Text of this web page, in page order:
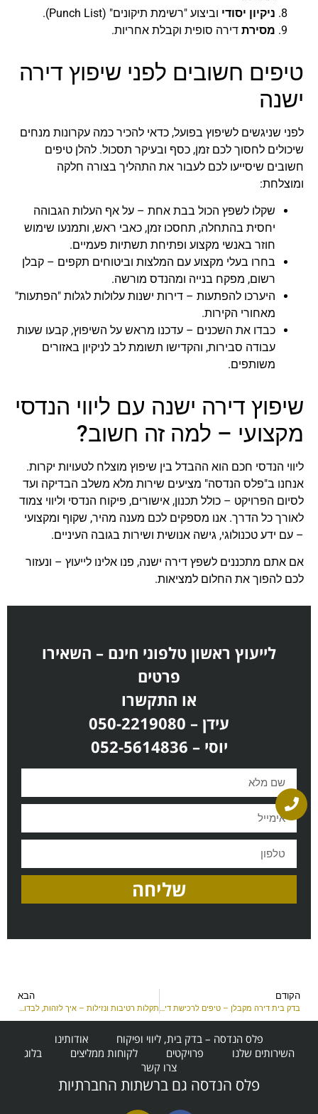
ניקיון יסודי וביצוע "רשימת תיקונים" (Punch List).
מסירתדירה סופית וקבלת אחריות.
טיפים חשובים לפני שיפוץ דירה
ישנה
לפני שניגשים לשיפוץ בפועל, כדאי להכיר כמה עקרונות מנחים
שיכולים לחסוך לכם זמן, כסף ובעיקר תסכול. להלן טיפים
חשובים שיסייעו לכם לעבור את התהליך בצורה חלקה
ומוצלחת:
שקלו לשפץ הכול בבת אחת – על אף העלות הגבוהה
יחסית בהתחלה, תחסכו זמן, כאבי ראש, ותמנעו שימוש
חוזר באנשי מקצוע ופתיחת תשתיות פעמיים.
בחרו בעלי מקצוע עם המלצות וביטוחים תקפים – קבלן
רשום, מפקח בנייה ומהנדס מורשה.
היערכו להפתעות – דירות ישנות עלולות לגלות "הפתעות"
מאחורי הקירות.
כבדו את השכנים – עדכנו מראש על השיפוץ, קבעו שעות
עבודה סבירות, והקדישו תשומת לב לניקיון באזורים
משותפים.
שיפוץ דירה ישנה עם ליווי הנדסי
מקצועי – למה זה חשוב?
ליווי הנדסי חכם הוא ההבדל בין שיפוץ מוצלח לטעויות יקרות.
אנחנו ב"פלס הנדסה" מציעים שירות מלא משלב הבדיקה ועד
לסיום הפרויקט – כולל תכנון, אישורים, פיקוח הנדסי וליווי צמוד
לאורך כל הדרך. אנו מספקים לכם מענה מהיר, שקוף ומקצועי
– עם ידע טכנולוגי, גישה אנושית ושירות בגובה העיניים.
אם אתם מתכננים לשפץ דירה ישנה, פנו אלינו לייעוץ – ונעזור
לכם להפוך את החלום למציאות.
לייעוץ ראשון טלפוני חינם – השאירו
פרטים
או התקשרו
עידן – 050-2219080
יוסי – 052-5614836
שליחה
הקודם
בדק בית דירה מקבלן – טיפים לרכישת דירה עבור קונה
הבא
תקלות רטיבות ונזילות – איך לזהות, לבדוק ולטפל
פלס הנדסה – בדק בית, ליווי ופיקוח
אודותינו
השירותים שלנו
פרויקטים לקוחות ממליצים
בלוג
צרו קשר
פלס הנדסה גם ברשתות החברתיות